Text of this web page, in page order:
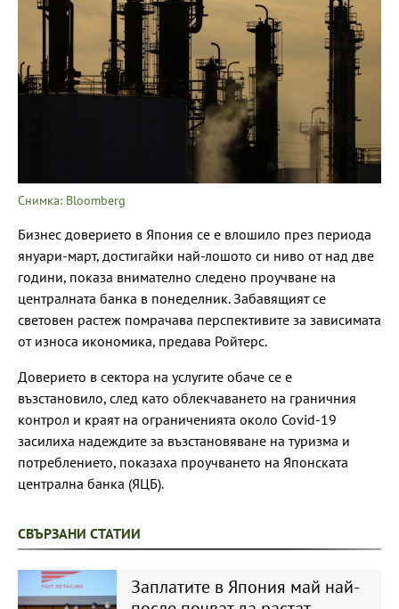
Снимка: Bloomberg
Бизнес доверието в Япония се е влошило през периода
януари-март, достигайки най-лошото си ниво от над две
години, показа внимателно следено проучване на
централната банка в понеделник. Забавящият се
световен растеж помрачава перспективите за зависимата
от износа икономика, предава Ройтерс.
Доверието в сектора на услугите обаче се е
възстановило, след като облекчаването на граничния
контрол и краят на ограниченията около Covid-19
засилиха надеждите за възстановяване на туризма и
потреблението, показаха проучването на Японската
централна банка (ЯЦБ).
СВЪРЗАНИ СТАТИИ
Заплатите в Япония май най-